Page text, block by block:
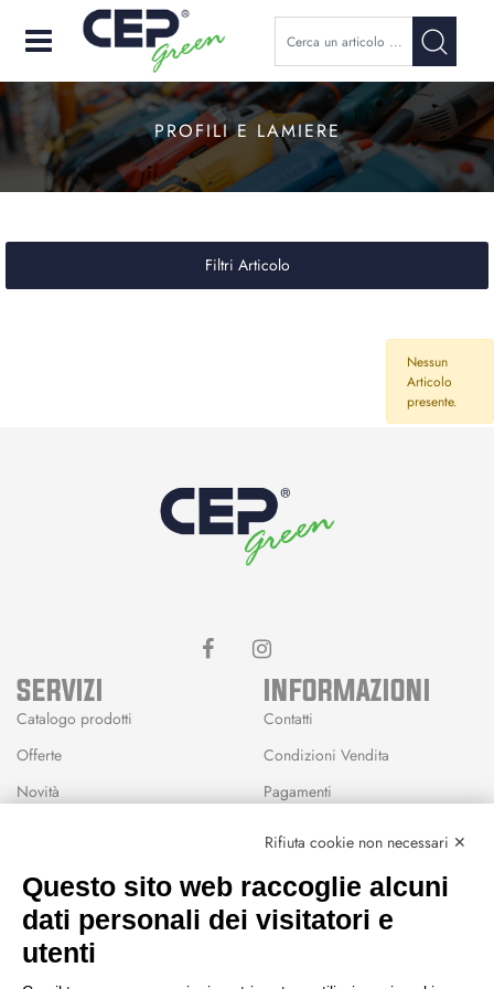
Open
PROFILI E LAMIERE
Filtri Articolo
Nessun
Articolo
presente.
SERVIZI
Catalogo prodotti
Offerte
Novità
Wishlist
INFORMAZIONI
Contatti
Condizioni Vendita
Pagamenti
CEP GREEN
Rifiuta cookie non necessari ✕
Questo sito web raccoglie alcuni
dati personali dei visitatori e
utenti